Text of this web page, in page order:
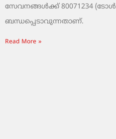
സേവനങ്ങൾക്ക് 80071234 (ടോൾ
ബന്ധപ്പെടാവുന്നതാണ്.
Read More »